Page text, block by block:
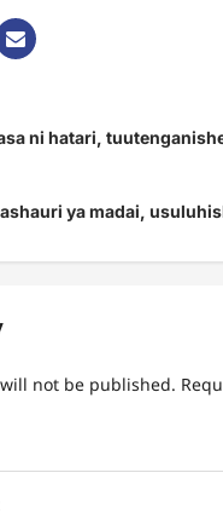
ni hatari,
ya madai,
not be published.